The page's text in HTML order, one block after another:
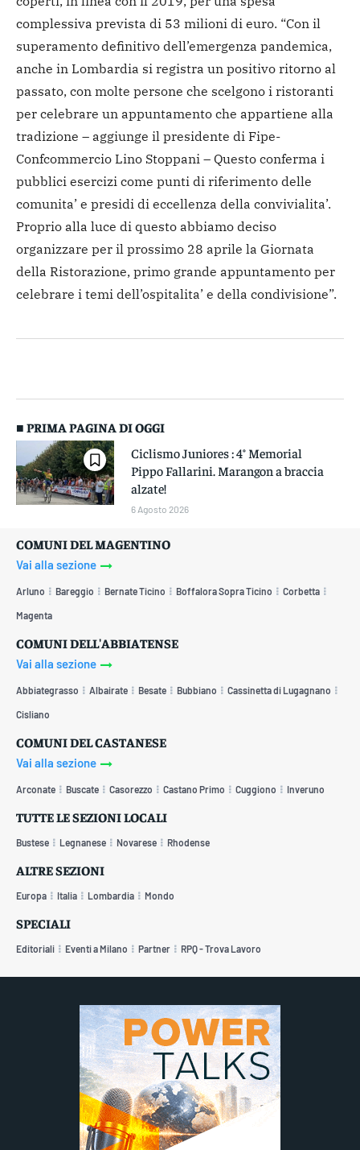
complessiva prevista di 53 milioni di euro. “Con il
superamento definitivo dell’emergenza pandemica,
anche in Lombardia si registra un positivo ritorno al
passato, con molte persone che scelgono i ristoranti
per celebrare un appuntamento che appartiene alla
tradizione – aggiunge il presidente di Fipe-
Confcommercio Lino Stoppani – Questo conferma i
pubblici esercizi come punti di riferimento delle
comunita’ e presidi di eccellenza della convivialita’.
Proprio alla luce di questo abbiamo deciso
organizzare per il prossimo 28 aprile la Giornata
della Ristorazione, primo grande appuntamento per
celebrare i temi dell’ospitalita’ e della condivisione”.
■ PRIMA PAGINA DI OGGI
Ciclismo Juniores : 4° Memorial
Pippo Fallarini. Marangon a braccia
alzate!
6 Agosto 2026
COMUNI DEL MAGENTINO
Vai alla sezione
Arluno Bareggio Bernate Ticino Boffalora Sopra Ticino Corbetta
Magenta
COMUNI DELL'ABBIATENSE
Vai alla sezione
Abbiategrasso Albairate Besate Bubbiano Cassinetta di Lugagnano
Cisliano
COMUNI DEL CASTANESE
Vai alla sezione
Arconate Buscate Casorezzo Castano Primo Cuggiono Inveruno
TUTTE LE SEZIONI LOCALI
Bustese Legnanese Novarese Rhodense
ALTRE SEZIONI
Europa Italia Lombardia Mondo
SPECIALI
Editoriali Eventi a Milano Partner RPQ - Trova Lavoro